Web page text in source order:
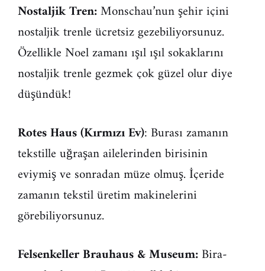
Nostaljik Tren:Monschau’nun şehir içini
nostaljik trenle ücretsiz gezebiliyorsunuz.
Özellikle Noel zamanı ışıl ışıl sokaklarını
nostaljik trenle gezmek çok güzel olur diye
düşündük!
Rotes Haus (Kırmızı Ev): Burası zamanın
tekstille uğraşan ailelerinden birisinin
eviymiş ve sonradan müze olmuş. İçeride
zamanın tekstil üretim makinelerini
görebiliyorsunuz.
Felsenkeller Brauhaus & Museum:Bira-